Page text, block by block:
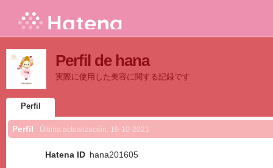
Perfil de hana
実際に使用した美容に関する記録です
Perfil
Perfil Última actualización: 19-10-2021
Hatena ID hana201605